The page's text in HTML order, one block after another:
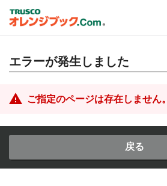
エラーが発生しました
ご指定のページは存在しません。
戻る